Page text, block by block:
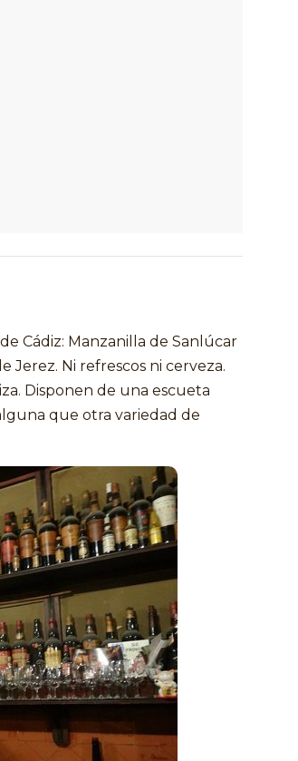
Cádiz: Manzanilla de Sanlúcar
Jerez. Ni refrescos ni cerveza.
Disponen de una escueta
que otra variedad de